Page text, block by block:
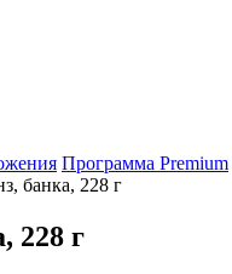
Программа Premium
банка, 228 г
228 г